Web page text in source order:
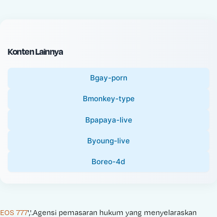
c
e
Konten Lainnya
Bgay-porn
Bmonkey-type
Bpapaya-live
Byoung-live
Boreo-4d
EOS 777','.Agensi pemasaran hukum yang menyelaraskan